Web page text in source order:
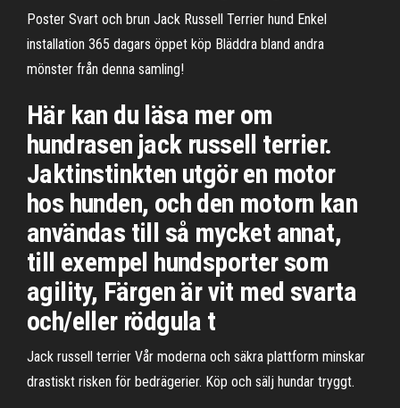
Poster Svart och brun Jack Russell Terrier hund Enkel
installation 365 dagars öppet köp Bläddra bland andra
mönster från denna samling!
Här kan du läsa mer om
hundrasen jack russell terrier.
Jaktinstinkten utgör en motor
hos hunden, och den motorn kan
användas till så mycket annat,
till exempel hundsporter som
agility, Färgen är vit med svarta
och/eller rödgula t
Jack russell terrier Vår moderna och säkra plattform minskar
drastiskt risken för bedrägerier. Köp och sälj hundar tryggt.